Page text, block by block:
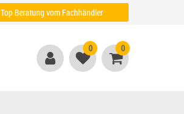
Top Beratung vom Fachhändler
0 0